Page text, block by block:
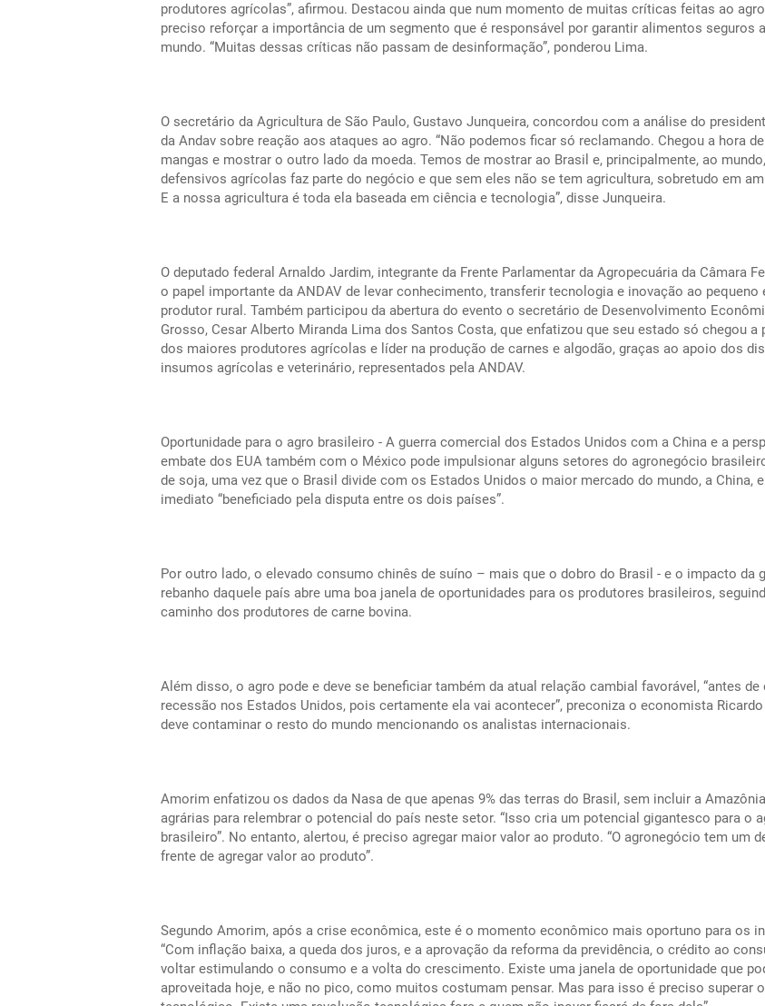
produtores agrícolas”, afirmou. Destacou ainda que num momento de muitas críticas feitas ao
preciso reforçar a importância de um segmento que é responsável por garantir alimentos seguros
mundo. “Muitas dessas críticas não passam de desinformação”, ponderou Lima.
O secretário da Agricultura de São Paulo, Gustavo Junqueira, concordou com a análise do
da Andav sobre reação aos ataques ao agro. “Não podemos ficar só reclamando. Chegou a hora
mangas e mostrar o outro lado da moeda. Temos de mostrar ao Brasil e, principalmente, ao
defensivos agrícolas faz parte do negócio e que sem eles não se tem agricultura, sobretudo em
E a nossa agricultura é toda ela baseada em ciência e tecnologia”, disse Junqueira.
O deputado federal Arnaldo Jardim, integrante da Frente Parlamentar da Agropecuária da Câmara
o papel importante da ANDAV de levar conhecimento, transferir tecnologia e inovação ao pequeno
produtor rural. Também participou da abertura do evento o secretário de Desenvolvimento
Grosso, Cesar Alberto Miranda Lima dos Santos Costa, que enfatizou que seu estado só chegou a
dos maiores produtores agrícolas e líder na produção de carnes e algodão, graças ao apoio dos
insumos agrícolas e veterinário, representados pela ANDAV.
Oportunidade para o agro brasileiro - A guerra comercial dos Estados Unidos com a China e a
embate dos EUA também com o México pode impulsionar alguns setores do agronegócio
de soja, uma vez que o Brasil divide com os Estados Unidos o maior mercado do mundo, a China,
imediato “beneficiado pela disputa entre os dois países”.
Por outro lado, o elevado consumo chinês de suíno – mais que o dobro do Brasil - e o impacto da
rebanho daquele país abre uma boa janela de oportunidades para os produtores brasileiros,
caminho dos produtores de carne bovina.
Além disso, o agro pode e deve se beneficiar também da atual relação cambial favorável, “antes
recessão nos Estados Unidos, pois certamente ela vai acontecer”, preconiza o economista
deve contaminar o resto do mundo mencionando os analistas internacionais.
Amorim enfatizou os dados da Nasa de que apenas 9% das terras do Brasil, sem incluir a
agrárias para relembrar o potencial do país neste setor. “Isso cria um potencial gigantesco para o
brasileiro”. No entanto, alertou, é preciso agregar maior valor ao produto. “O agronegócio tem um
frente de agregar valor ao produto”.
Segundo Amorim, após a crise econômica, este é o momento econômico mais oportuno para os
“Com inflação baixa, a queda dos juros, e a aprovação da reforma da previdência, o crédito ao
voltar estimulando o consumo e a volta do crescimento. Existe uma janela de oportunidade que
aproveitada hoje, e não no pico, como muitos costumam pensar. Mas para isso é preciso superar